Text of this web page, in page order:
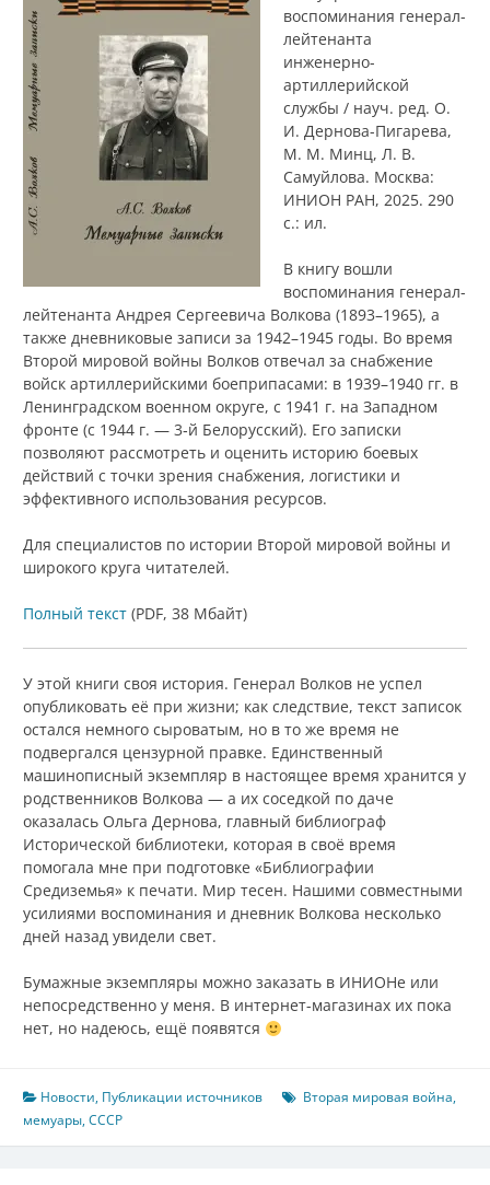
воспоминания генерал-
лейтенанта
инженерно-
артиллерийской
службы / науч. ред. О.
И. Дернова-Пигарева,
М. М. Минц, Л. В.
Самуйлова. Москва:
ИНИОН РАН, 2025. 290
с.: ил.
В книгу вошли
воспоминания генерал-
лейтенанта Андрея Сергеевича Волкова (1893–1965), а
также дневниковые записи за 1942–1945 годы. Во время
Второй мировой войны Волков отвечал за снабжение
войск артиллерийскими боеприпасами: в 1939–1940 гг. в
Ленинградском военном округе, с 1941 г. на Западном
фронте (с 1944 г. — 3‑й Белорусский). Его записки
позволяют рассмотреть и оценить историю боевых
действий с точки зрения снабжения, логистики и
эффективного использования ресурсов.
Для специалистов по истории Второй мировой войны и
широкого круга читателей.
Полный текст (PDF, 38 Мбайт)
У этой книги своя история. Генерал Волков не успел
опубликовать её при жизни; как следствие, текст записок
остался немного сыроватым, но в то же время не
подвергался цензурной правке. Единственный
машинописный экземпляр в настоящее время хранится у
родственников Волкова — а их соседкой по даче
оказалась Ольга Дернова, главный библиограф
Исторической библиотеки, которая в своё время
помогала мне при подготовке «Библиографии
Средиземья» к печати. Мир тесен. Нашими совместными
усилиями воспоминания и дневник Волкова несколько
дней назад увидели свет.
Бумажные экземпляры можно заказать в ИНИОНе или
непосредственно у меня. В интернет-магазинах их пока
нет, но надеюсь, ещё появятся
Новости, Публикации источников Вторая мировая война,
мемуары,СССР